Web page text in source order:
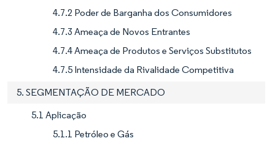
4.7.2 Poder de Barganha dos Consumidores
4.7.3 Ameaça de Novos Entrantes
4.7.4 Ameaça de Produtos e Serviços Substitutos
4.7.5 Intensidade da Rivalidade Competitiva
5. SEGMENTAÇÃO DE MERCADO
5.1 Aplicação
5.1.1 Petróleo e Gás